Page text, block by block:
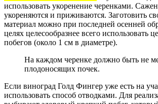
использовать укоренение черенками.
укореняются и приживаются. Заготовить
материал можно при последней осенней
целях целесообразнее всего использовать
побегов (около 1 см в диаметре).
На каждом черенке должно быть не
плодоносящих почек.
Если виноград Голд Фингер уже есть на
использовать способ отводками. Для